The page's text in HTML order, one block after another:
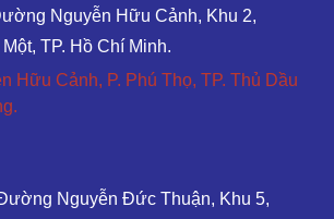
Nguyễn Hữu Cảnh, Khu 2,
TP. Hồ Chí Minh.
Hữu Cảnh, P. Phú Thọ, TP. Thủ Dầu
Nguyễn Đức Thuận, Khu 5,